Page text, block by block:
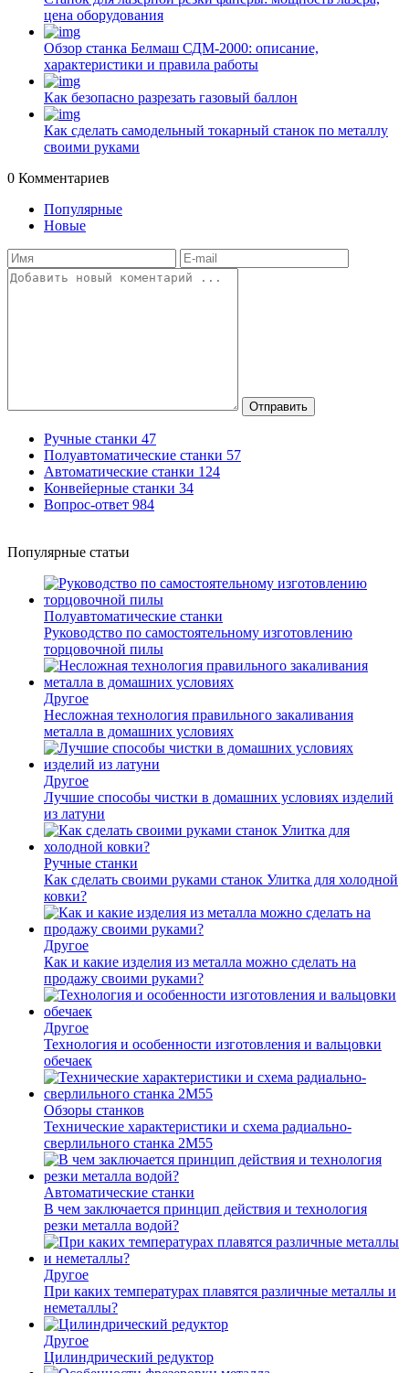
цена оборудования
Обзор станка Белмаш СДМ-2000: описание,
характеристики и правила работы
Как безопасно разрезать газовый баллон
Как сделать самодельный токарный станок по металлу
своими руками
0 Комментариев
Популярные
Новые
Отправить
Ручные станки 47
Полуавтоматические станки 57
Автоматические станки 124
Конвейерные станки 34
Вопрос-ответ 984
Популярные статьи
Полуавтоматические станки
Руководство по самостоятельному изготовлению
торцовочной пилы
Другое
Несложная технология правильного закаливания
металла в домашних условиях
Другое
Лучшие способы чистки в домашних условиях изделий
из латуни
Ручные станки
Как сделать своими руками станок Улитка для холодной
ковки?
Другое
Как и какие изделия из металла можно сделать на
продажу своими руками?
Другое
Технология и особенности изготовления и вальцовки
обечаек
Обзоры станков
Технические характеристики и схема радиально-
сверлильного станка 2М55
Автоматические станки
В чем заключается принцип действия и технология
резки металла водой?
Другое
При каких температурах плавятся различные металлы и
неметаллы?
Другое
Цилиндрический редуктор